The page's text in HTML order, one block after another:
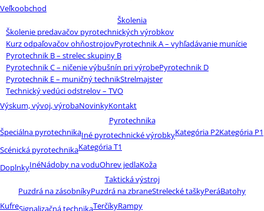
Veľkoobchod
Školenia
Školenie predavačov pyrotechnických výrobkov
Kurz odpaľovačov ohňostrojovPyrotechnik A – vyhľadávanie munície
Pyrotechnik B – strelec skupiny B
Pyrotechnik C – ničenie výbušnín pri výrobePyrotechnik D
Pyrotechnik E – muničný technikStrelmajster
Technický vedúci odstrelov – TVO
Výskum, vývoj, výrobaNovinkyKontakt
Pyrotechnika
Špeciálna pyrotechnikaIné pyrotechnické výrobkyKategória P2Kategória P1
Scénická pyrotechnikaKategória T1
DoplnkyInéNádoby na voduOhrev jedlaKoža
Taktická výstroj
Puzdrá na zásobníkyPuzdrá na zbraneStrelecké taškyPeráBatohy
KufreSignalizačná technikaTerčíkyRampy